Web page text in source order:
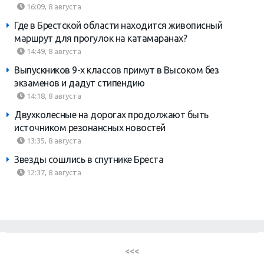
16:09, 8 августа
Где в Брестской области находится живописный
маршрут для прогулок на катамаранах?
14:49, 8 августа
Выпускников 9-х классов примут в Высоком без
экзаменов и дадут стипендию
14:18, 8 августа
Двухколесные на дорогах продолжают быть
источником резонансных новостей
13:35, 8 августа
Звезды сошлись в спутнике Бреста
12:37, 8 августа
<<<